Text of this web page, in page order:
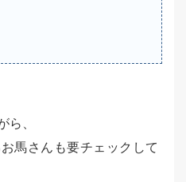
ら、
馬さんも要チェックして